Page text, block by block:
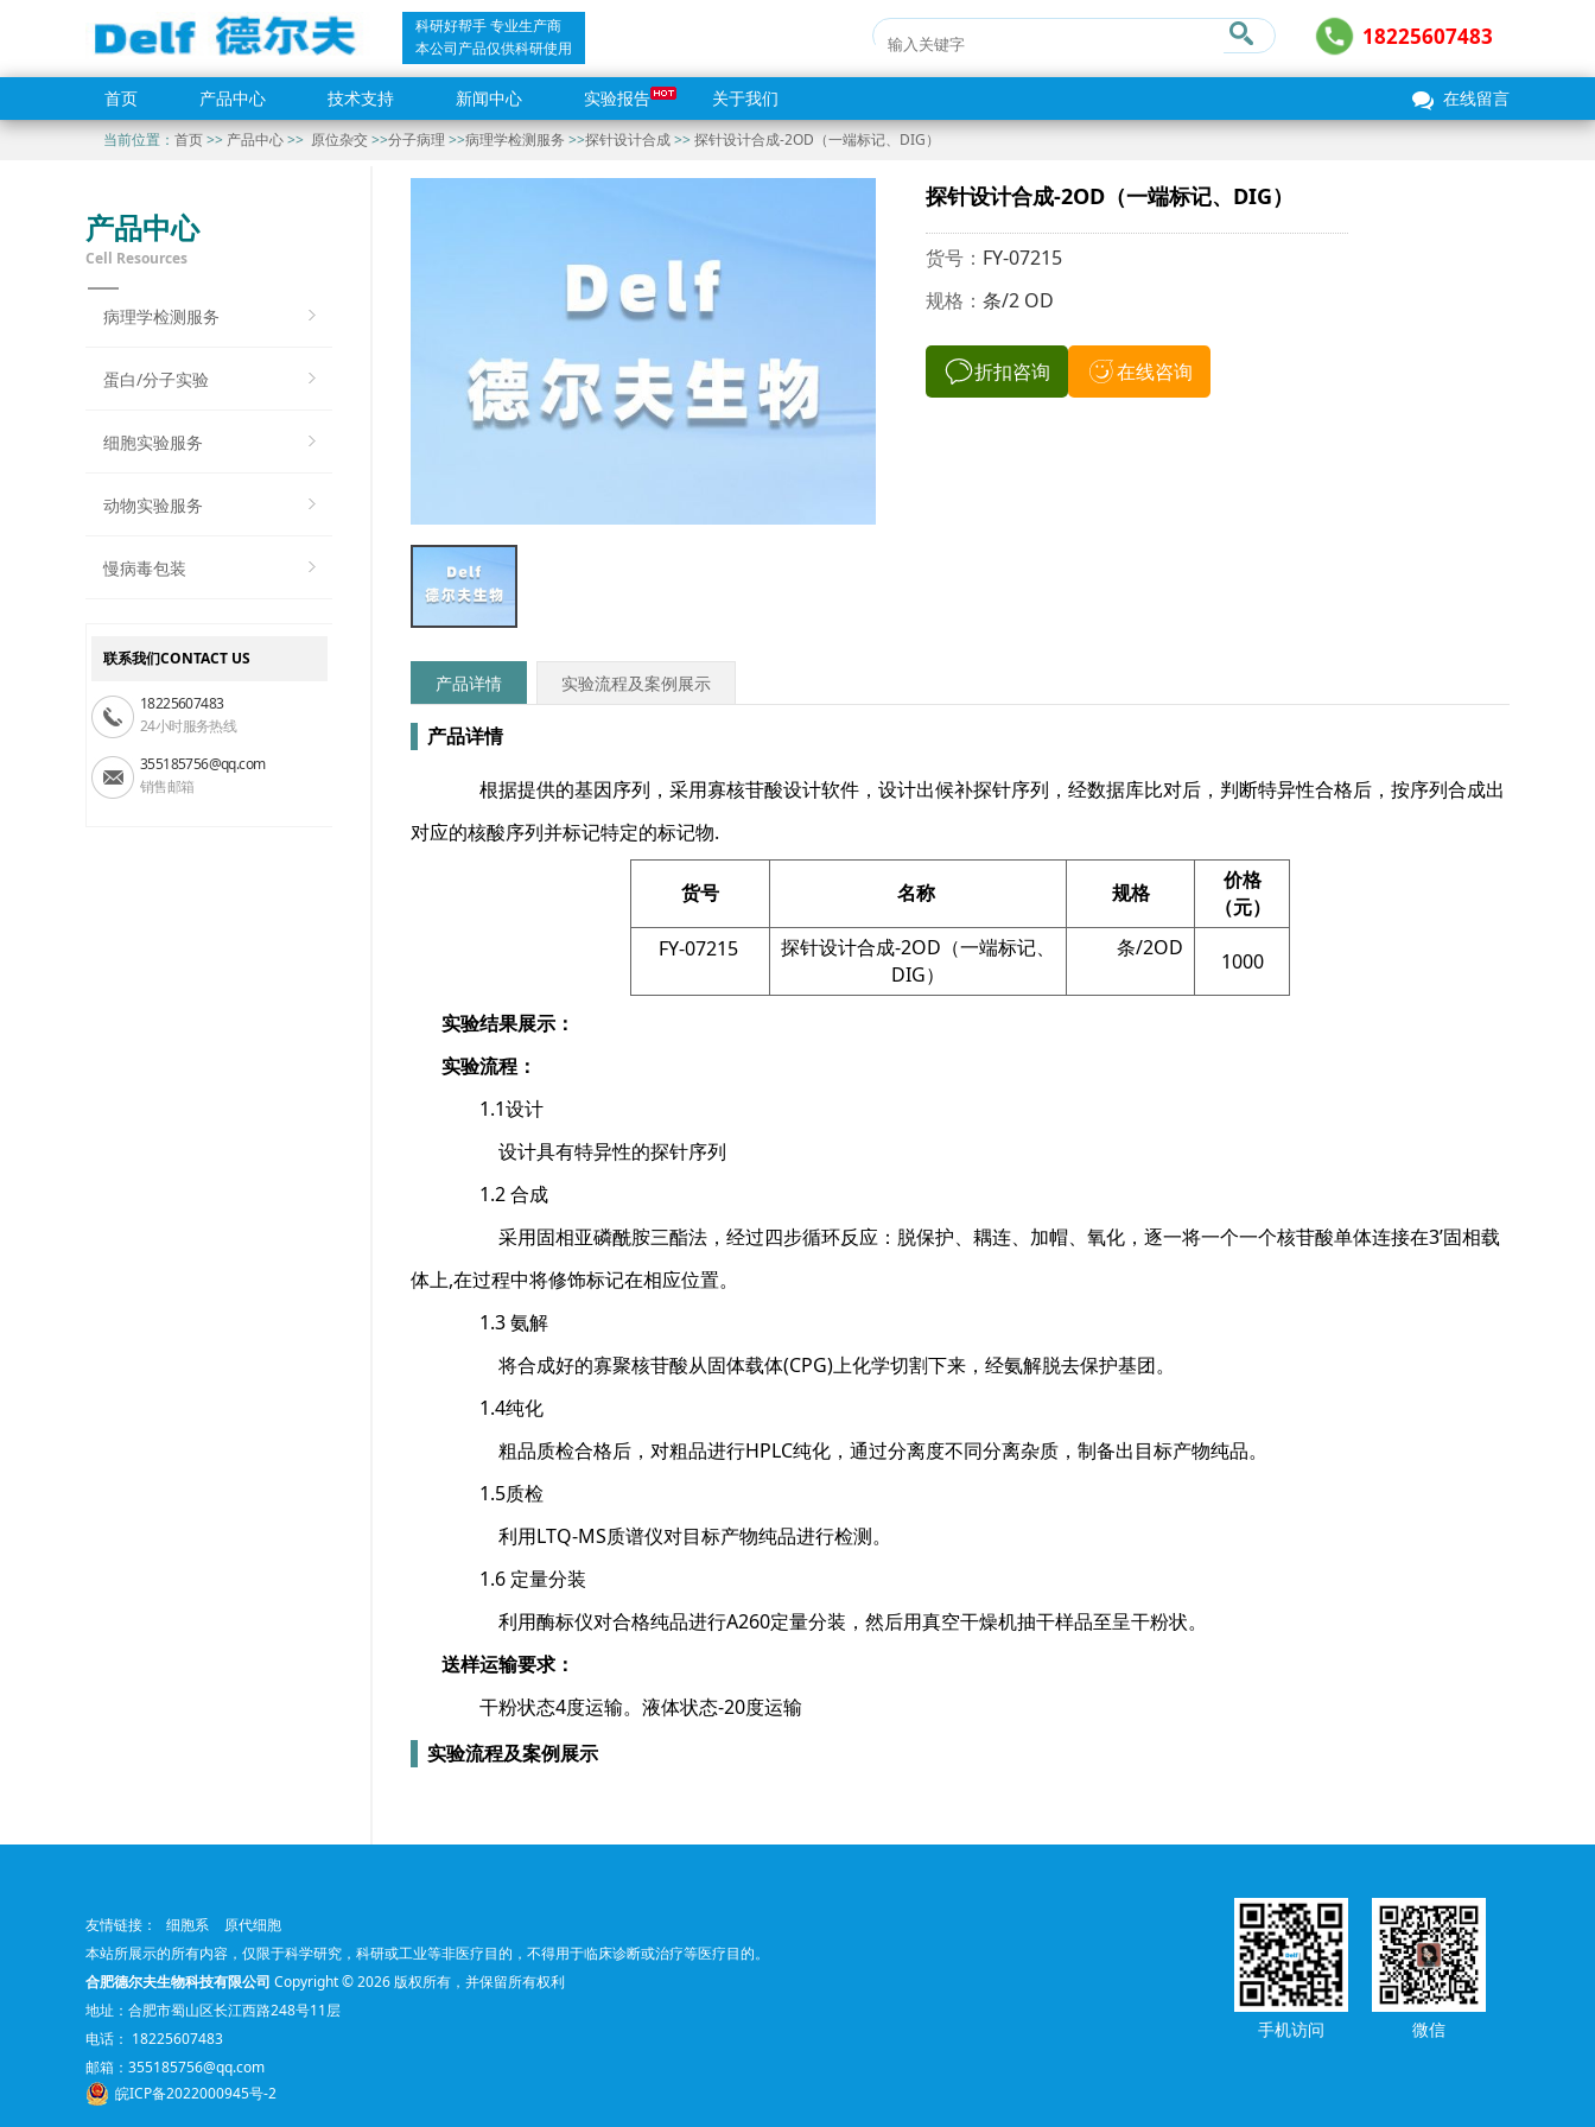
科研好帮手 专业生产商
本公司产品仅供科研使用
18225607483
首页 产品中心 技术支持 新闻中心 实验报告 关于我们 在线留言
当前位置： 首页>> 产品中心>> 原位杂交>>分子病理 >>病理学检测服务 >>探针设计合成>>探针设计合成-2OD（一端标记、DIG）
产品中心
Cell Resources
病理学检测服务
蛋白/分子实验
细胞实验服务
动物实验服务
慢病毒包装
联系我们CONTACT US
18225607483
24小时服务热线
355185756@qq.com
销售邮箱
探针设计合成-2OD（一端标记、DIG）
货号： FY-07215
规格： 条/2 OD
折扣咨询 在线咨询
产品详情 实验流程及案例展示
产品详情
根据提供的基因序列，采用寡核苷酸设计软件，设计出候补探针序列，经数据库比对后，判断特异性合格后，按序列合成出
对应的核酸序列并标记特定的标记物.
货号 名称 规格
价格
（元）
FY-07215
探针设计合成-2OD（一端标记、
DIG）
条/2OD
1000
实验结果展示：
实验流程：
1.1设计
设计具有特异性的探针序列
1.2 合成
采用固相亚磷酰胺三酯法，经过四步循环反应：脱保护、耦连、加帽、氧化，逐一将一个一个核苷酸单体连接在3’固相载
体上,在过程中将修饰标记在相应位置。
1.3 氨解
将合成好的寡聚核苷酸从固体载体(CPG)上化学切割下来，经氨解脱去保护基团。
1.4纯化
粗品质检合格后，对粗品进行HPLC纯化，通过分离度不同分离杂质，制备出目标产物纯品。
1.5质检
利用LTQ-MS质谱仪对目标产物纯品进行检测。
1.6 定量分装
利用酶标仪对合格纯品进行A260定量分装，然后用真空干燥机抽干样品至呈干粉状。
送样运输要求：
干粉状态4度运输。液体状态-20度运输
实验流程及案例展示
友情链接： 细胞系
原代细胞
本站所展示的所有内容，仅限于科学研究，科研或工业等非医疗目的，不得用于临床诊断或治疗等医疗目的。
合肥德尔夫生物科技有限公司 Copyright © 2026 版权所有，并保留所有权利
地址：合肥市蜀山区长江西路248号11层
电话： 18225607483
邮箱： 355185756@qq.com
皖ICP备2022000945号-2
微信
手机访问